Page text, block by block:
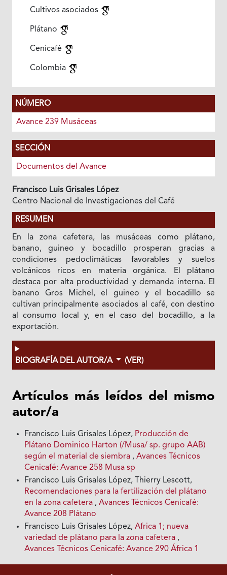
Cultivos asociados
Plátano
Cenicafé
Colombia
NÚMERO
Avance 239 Musáceas
SECCIÓN
Documentos del Avance
Francisco Luis Grisales López
Centro Nacional de Investigaciones del Café
RESUMEN
En la zona cafetera, las musáceas como plátano,
banano, guineo y bocadillo prosperan gracias a
condiciones pedoclimáticas favorables y suelos
volcánicos ricos en materia orgánica. El plátano
destaca por alta productividad y demanda interna. El
banano Gros Michel, el guineo y el bocadillo se
cultivan principalmente asociados al café, con destino
al consumo local y, en el caso del bocadillo, a la
exportación.
BIOGRAFÍA DEL AUTOR/A (VER)
Artículos más leídos del mismo
autor/a
Francisco Luis Grisales López, Producción de
Plátano Dominico Harton (/Musa/ sp. grupo AAB)
según el material de siembra ,Avances Técnicos
Cenicafé: Avance 258 Musa sp
Francisco Luis Grisales López, Thierry Lescott,
Recomendaciones para la fertilización del plátano
en la zona cafetera ,Avances Técnicos Cenicafé:
Avance 208 Plátano
Francisco Luis Grisales López,Africa 1; nueva
variedad de plátano para la zona cafetera ,
Avances Técnicos Cenicafé: Avance 290 África 1